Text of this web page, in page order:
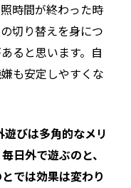
時間が終わった時
切り替えを身につ
ると思います。自
も安定しやすくな
びは多角的なメリ
日外で遊ぶのと、
では効果は変わり